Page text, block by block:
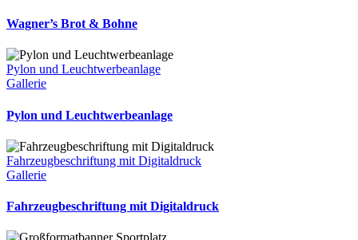
Wagner’s Brot & Bohne
Pylon und Leuchtwerbeanlage
Gallerie
Pylon und Leuchtwerbeanlage
Fahrzeugbeschriftung mit Digitaldruck
Gallerie
Fahrzeugbeschriftung mit Digitaldruck